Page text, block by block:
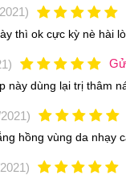
thì ok cực kỳ nè hài
này dùng lại trị thâm
hồng vùng da nhạy